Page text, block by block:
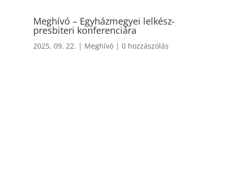
Meghívó – Egyházmegyei lelkész-
presbiteri konferenciára
2025. 09. 22. | Meghívó| 0 hozzászólás